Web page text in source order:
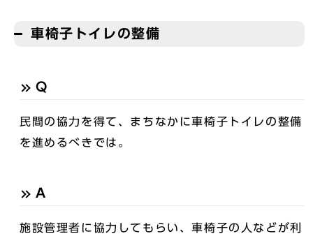
車椅子トイレの整備
Q
民間の協力を得て、まちなかに車椅子トイレの整備
を進めるべきでは。
A
施設管理者に協力してもらい、車椅子の人などが利